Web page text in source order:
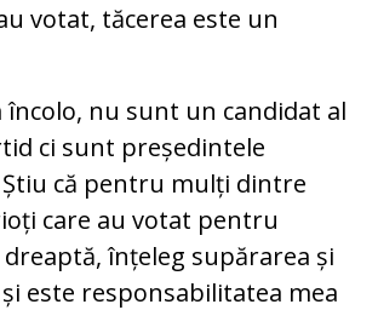
votat, tăcerea este un
încolo, nu sunt un candidat al
ci sunt președintele
că pentru mulți dintre
care au votat pentru
înțeleg supărarea și
este responsabilitatea mea